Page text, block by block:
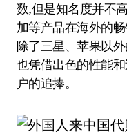
数,但是知名度并不
加等产品在海外的
除了三星、苹果以
也凭借出色的性能
户的追捧。